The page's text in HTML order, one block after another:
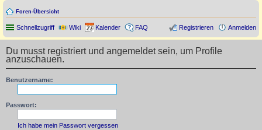
Foren-Übersicht
Schnellzugriff Wiki Kalender FAQ Anmelden
Registrieren
Du musst registriert und angemeldet sein, um Profile
anzuschauen.
Benutzername:
Passwort:
Ich habe mein Passwort vergessen